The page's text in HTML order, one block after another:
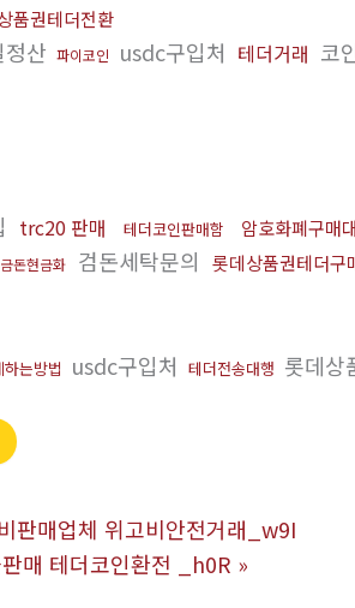
품권테더전환
산 파이코인 usdc구입처 테더거래 코
trc20 판매 테더코인판매함 암호화폐구매
돈현금화 검돈세탁문의 롯데상품권테더구
하는방법 usdc구입처 테더전송대행 롯데상
매업체 위고비안전거래_w9I
매 테더코인환전 _h0R »